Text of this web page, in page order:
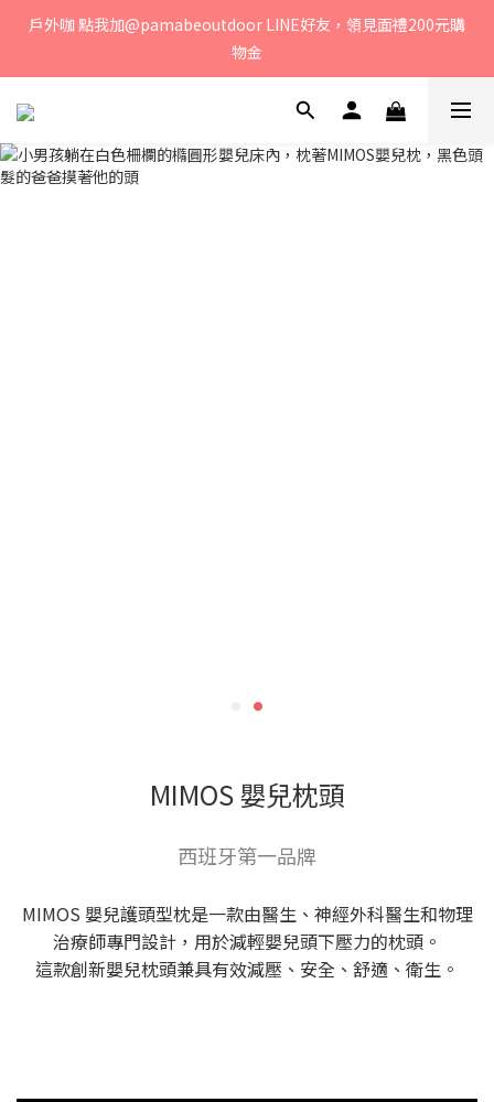
若您有任何問題、歡迎聯絡客服專線：04-2382-6878，服務時
間：周一至周五 早上9點 至 下午6點。
戶外咖 點我加@pamabeoutdoor LINE好友，領見面禮200元購
物金
媽咪們! 點我加@oceanbaby LINE好友，領見面禮100元購物金
若您有任何問題、歡迎聯絡客服專線：04-2382-6878，服務時
MIMOS 嬰兒枕頭
西班牙第一品牌
MIMOS 嬰兒護頭型枕是一款由醫生、神經外科醫生和物理
治療師專門設計，用於減輕嬰兒頭下壓力的枕頭。
這款創新嬰兒枕頭兼具有效減壓、安全、舒適、衛生。